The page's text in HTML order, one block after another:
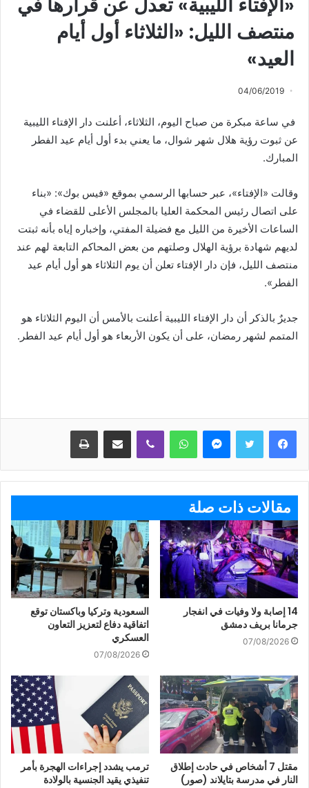
«الإفتاء الليبية» تعدل عن قرارها في
منتصف الليل: «الثلاثاء أول أيام
العيد»
04/06/2019
في ساعة مبكرة من صباح اليوم، الثلاثاء، أعلنت دار الإفتاء الليبية
عن ثبوت رؤية هلال شهر شوال، ما يعني بدء أول أيام عيد الفطر
المبارك.
وقالت «الإفتاء»، عبر حسابها الرسمي بموقع «فيس بوك»: «بناء
على اتصال رئيس المحكمة العليا بالمجلس الأعلى للقضاء في
الساعات الأخيرة من الليل مع فضيلة المفتي، وإخباره إياه بأنه ثبتت
لديهم شهادة برؤية الهلال وصلتهم من بعض المحاكم التابعة لهم عند
منتصف الليل، فإن دار الإفتاء تعلن أن يوم الثلاثاء هو أول أيام عيد
الفطر».
جديرٌ بالذكر أن دار الإفتاء الليبية أعلنت بالأمس أن اليوم الثلاثاء هو
المتمم لشهر رمضان، على أن يكون الأربعاء هو أول أيام عيد الفطر.
ماسنجر واتساب ڤايبر مشاركة عبر البريد طباعة
مقالات ذات صلة
14 إصابة ولا وفيات في انفجار
جرمانا بريف دمشق
07/08/2026
السعودية وتركيا وباكستان توقع
اتفاقية دفاع لتعزيز التعاون
العسكري
07/08/2026
مقتل 7 أشخاص في حادث إطلاق
النار في مدرسة بتايلاند (صور)
ترمب يشدد إجراءات الهجرة بأمر
تنفيذي يقيد الجنسية بالولادة